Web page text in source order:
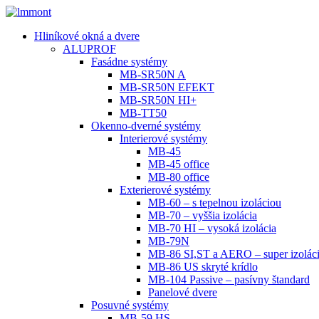
Hliníkové okná a dvere
ALUPROF
Fasádne systémy
MB-SR50N A
MB-SR50N EFEKT
MB-SR50N HI+
MB-TT50
Okenno-dverné systémy
Interierové systémy
MB-45
MB-45 office
MB-80 office
Exterierové systémy
MB-60 – s tepelnou izoláciou
MB-70 – vyššia izolácia
MB-70 HI – vysoká izolácia
MB-79N
MB-86 SI,ST a AERO – super
MB-86 US skryté krídlo
MB-104 Passive – pasívny štandard
Panelové dvere
Posuvné systémy